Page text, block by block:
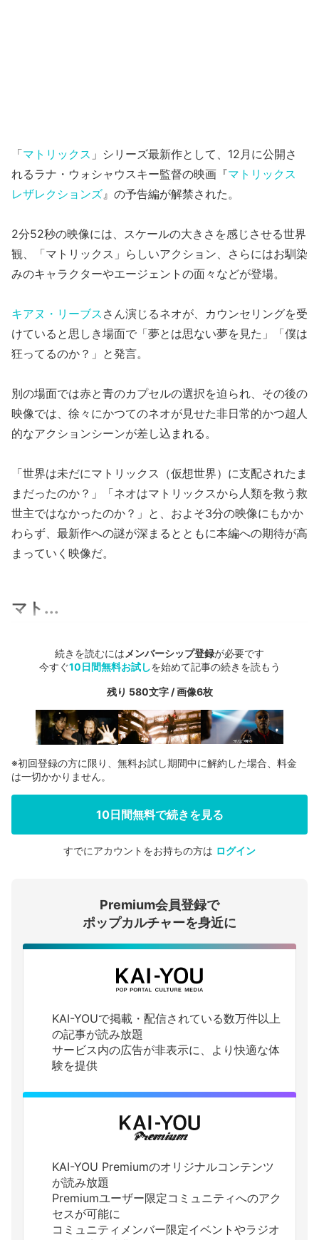
「マトリックス 」シリーズ最新作として、12月に公開さ
れるラナ・ウォシャウスキー監督の映画『マトリックス
レザレクションズ』の予告編が解禁された。
2分52秒の映像には、スケールの大きさを感じさせる世界
観、「マトリックス」らしいアクション、さらにはお馴染
みのキャラクターやエージェントの面々などが登場。
キアヌ・リーブス さん演じるネオが、カウンセリングを受
けていると思しき場面で「夢とは思ない夢を見た」「僕は
狂ってるのか？」と発言。
別の場面では赤と青のカプセルの選択を迫られ、その後の
映像では、徐々にかつてのネオが見せた非日常的かつ超人
的なアクションシーンが差し込まれる。
「世界は未だにマトリックス（仮想世界）に支配されたま
まだったのか？」「ネオはマトリックスから人類を救う救
世主ではなかったのか？」と、およそ3分の映像にもかか
わらず、最新作への謎が深まるとともに本編への期待が高
まっていく映像だ。
マト...
続きを読むには メンバーシップ登録が必要です
今すぐ10日間無料お試しを始めて記事の続きを読もう
残り 580文字 / 画像6枚
会員登録する
ログインする
※初回登録の方に限り、無料お試し期間中に解約した場合、料金
は一切かかりません。
10日間無料で続きを見る
すでにアカウントをお持ちの方は ログイン
Premium会員登録で
ポップカルチャーを身近に
KAI-YOUで掲載・配信されている数万件以上
の記事が読み放題
サービス内の広告が非表示に、より快適な体
験を提供
KAI-YOU Premiumのオリジナルコンテンツ
が読み放題
Premiumユーザー限定コミュニティへのアク
セスが可能に
コミュニティメンバー限定イベントやラジオ